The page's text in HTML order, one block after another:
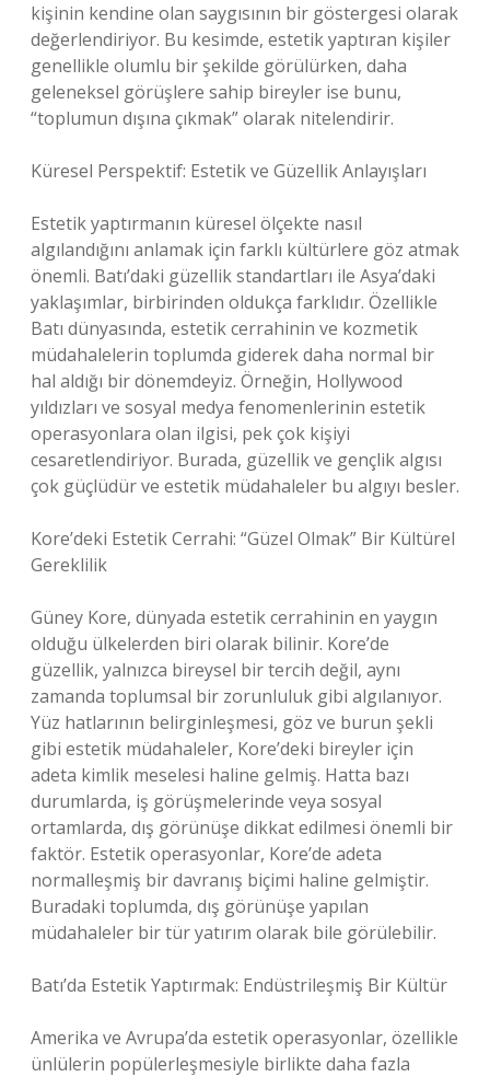
kişinin kendine olan saygısının bir göstergesi olarak
değerlendiriyor. Bu kesimde, estetik yaptıran kişiler
genellikle olumlu bir şekilde görülürken, daha
geleneksel görüşlere sahip bireyler ise bunu,
“toplumun dışına çıkmak” olarak nitelendirir.
Küresel Perspektif: Estetik ve Güzellik Anlayışları
Estetik yaptırmanın küresel ölçekte nasıl
algılandığını anlamak için farklı kültürlere göz atmak
önemli. Batı’daki güzellik standartları ile Asya’daki
yaklaşımlar, birbirinden oldukça farklıdır. Özellikle
Batı dünyasında, estetik cerrahinin ve kozmetik
müdahalelerin toplumda giderek daha normal bir
hal aldığı bir dönemdeyiz. Örneğin, Hollywood
yıldızları ve sosyal medya fenomenlerinin estetik
operasyonlara olan ilgisi, pek çok kişiyi
cesaretlendiriyor. Burada, güzellik ve gençlik algısı
çok güçlüdür ve estetik müdahaleler bu algıyı besler.
Kore’deki Estetik Cerrahi: “Güzel Olmak” Bir Kültürel
Gereklilik
Güney Kore, dünyada estetik cerrahinin en yaygın
olduğu ülkelerden biri olarak bilinir. Kore’de
güzellik, yalnızca bireysel bir tercih değil, aynı
zamanda toplumsal bir zorunluluk gibi algılanıyor.
Yüz hatlarının belirginleşmesi, göz ve burun şekli
gibi estetik müdahaleler, Kore’deki bireyler için
adeta kimlik meselesi haline gelmiş. Hatta bazı
durumlarda, iş görüşmelerinde veya sosyal
ortamlarda, dış görünüşe dikkat edilmesi önemli bir
faktör. Estetik operasyonlar, Kore’de adeta
normalleşmiş bir davranış biçimi haline gelmiştir.
Buradaki toplumda, dış görünüşe yapılan
müdahaleler bir tür yatırım olarak bile görülebilir.
Batı’da Estetik Yaptırmak: Endüstrileşmiş Bir Kültür
Amerika ve Avrupa’da estetik operasyonlar, özellikle
ünlülerin popülerleşmesiyle birlikte daha fazla